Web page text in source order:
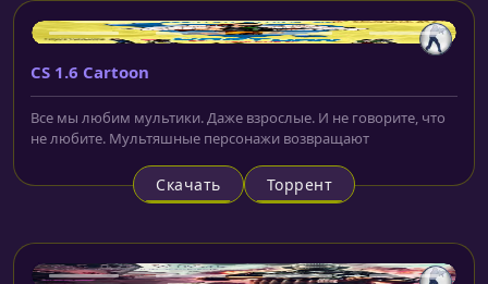
CS 1.6 Cartoon
Все мы любим мультики. Даже взрослые. И не говорите, что
не любите. Мультяшные персонажи возвращают
Скачать Торрент